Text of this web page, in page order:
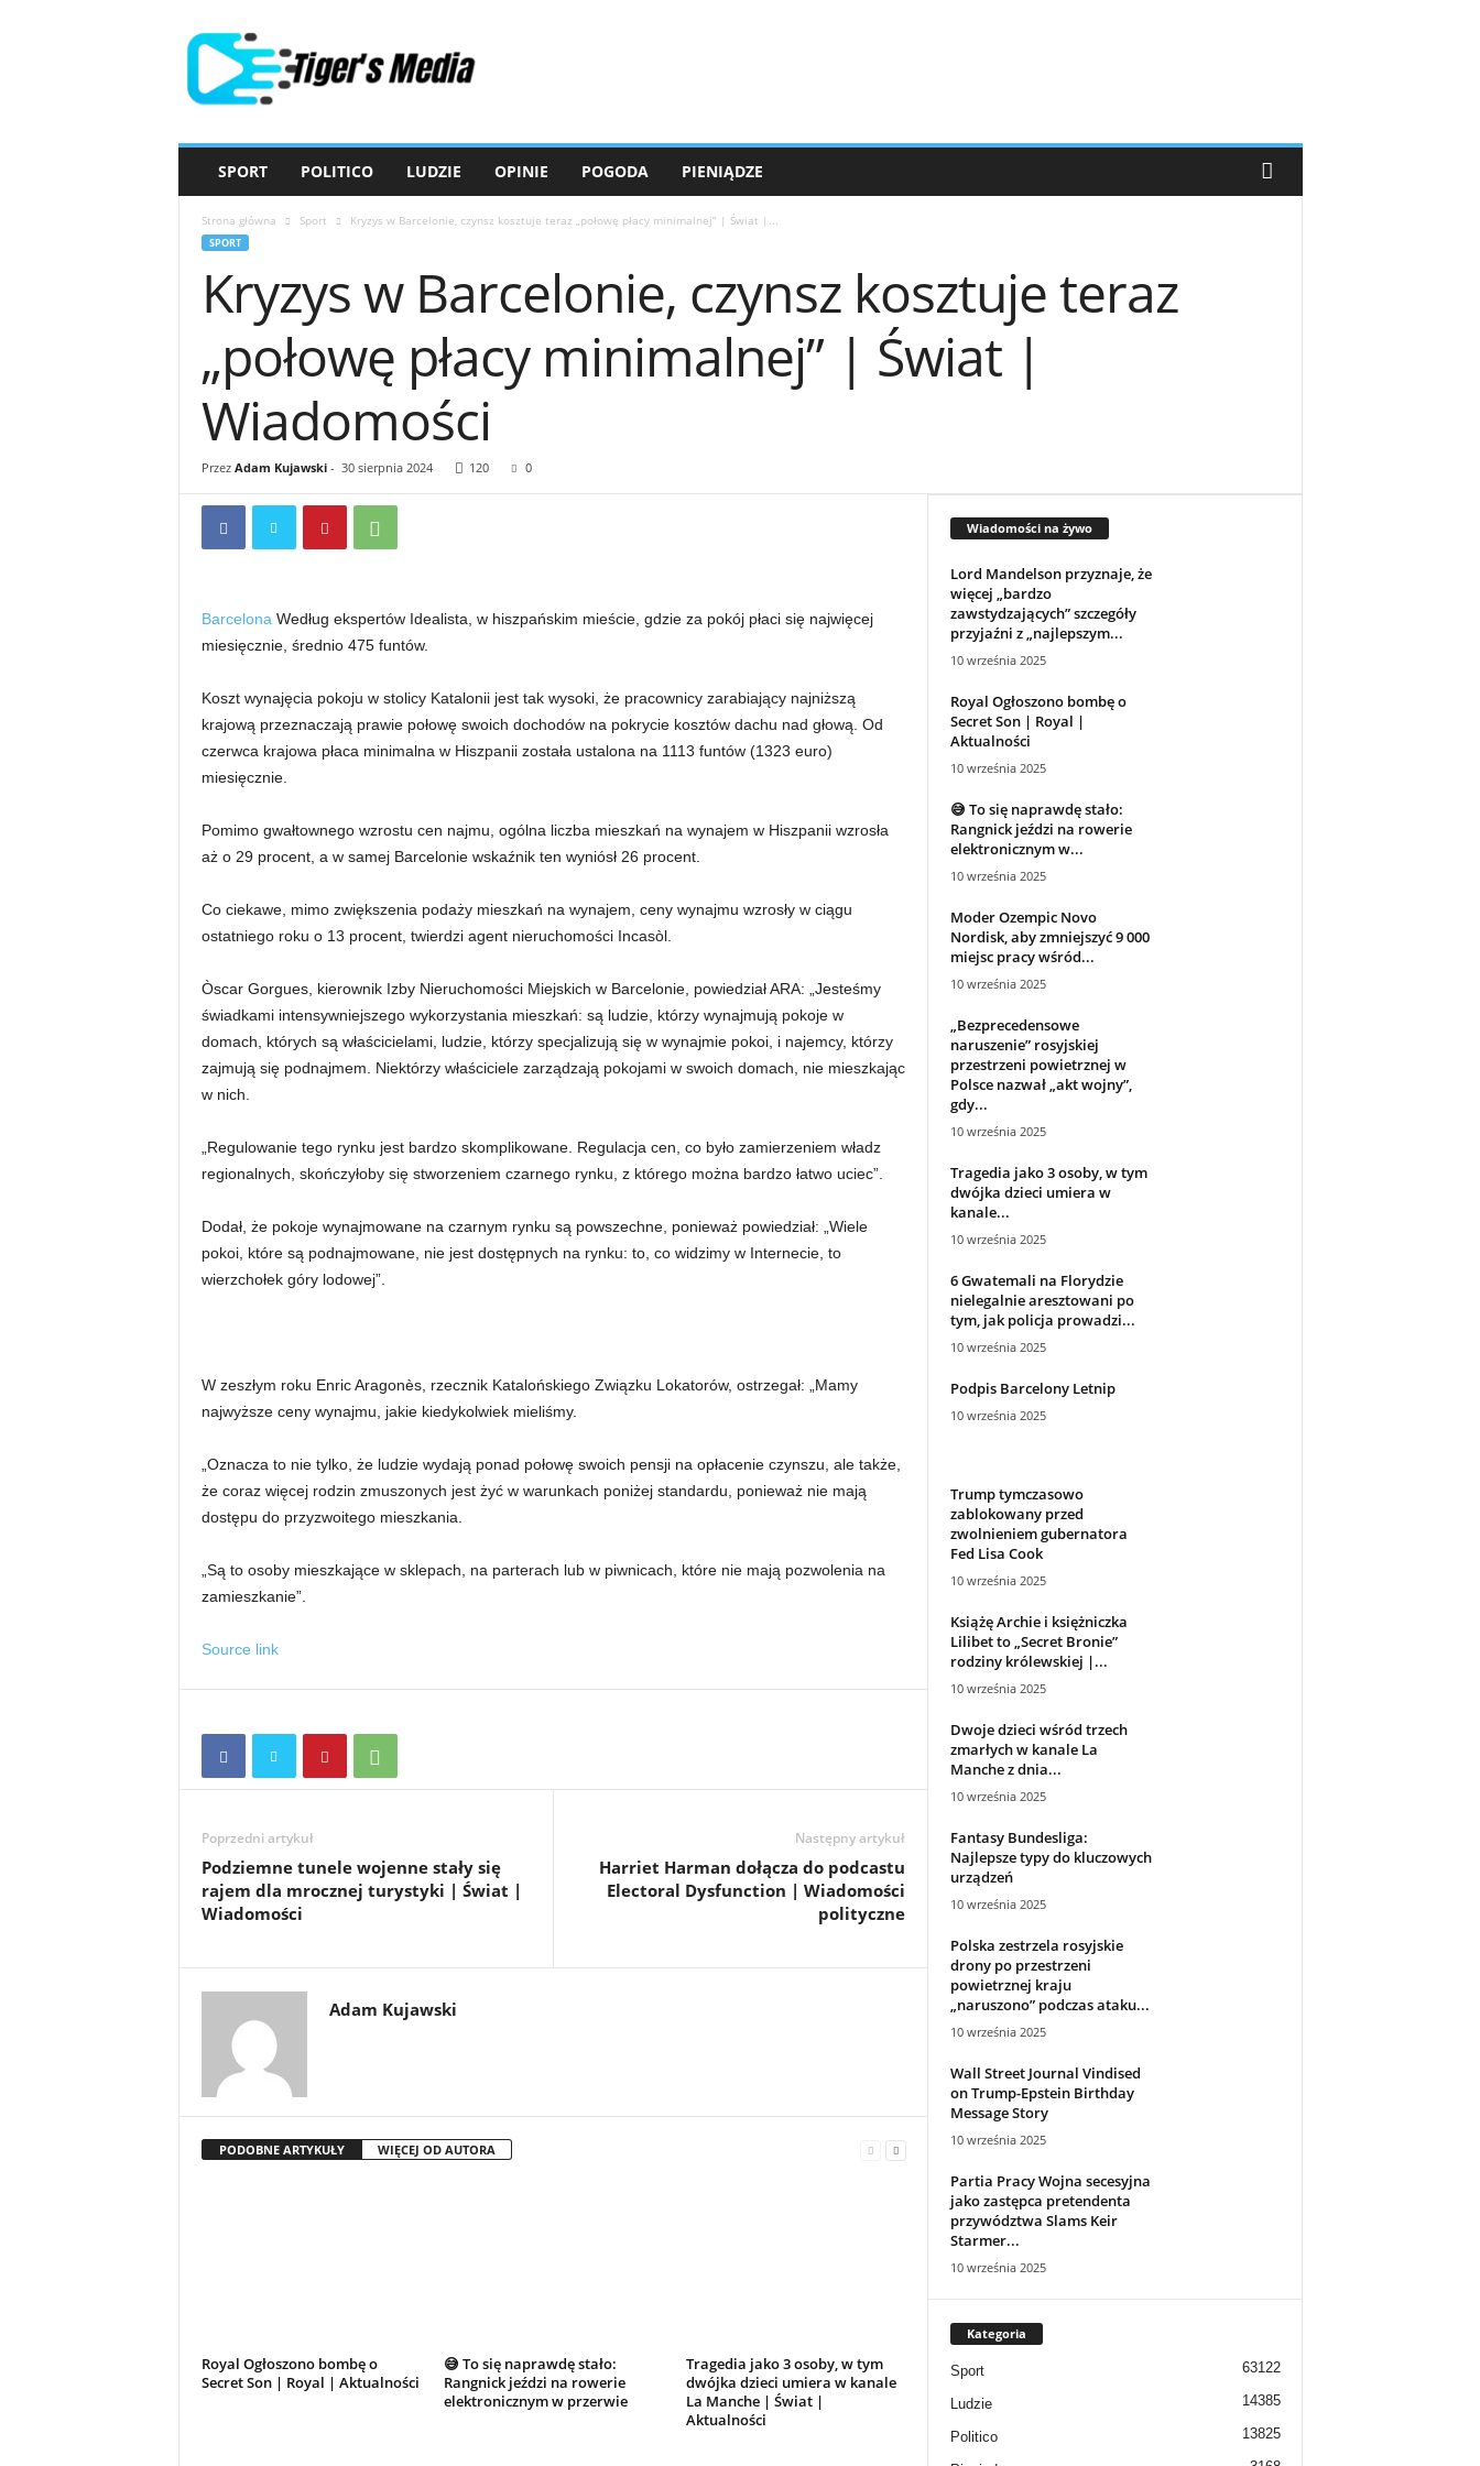
SPORT POLITICO LUDZIE OPINIE POGODA PIENIĄDZE
Strona główna Sport Kryzys w Barcelonie, czynsz kosztuje teraz „połowę płacy minimalnej” | Świat |...
SPORT
Kryzys w Barcelonie, czynsz kosztuje teraz
„połowę płacy minimalnej” | Świat |
Wiadomości
Przez Adam Kujawski- 30 sierpnia 2024 120 0
Barcelona Według ekspertów Idealista, w hiszpańskim mieście, gdzie za pokój płaci się najwięcej
miesięcznie, średnio 475 funtów.
Koszt wynajęcia pokoju w stolicy Katalonii jest tak wysoki, że pracownicy zarabiający najniższą
krajową przeznaczają prawie połowę swoich dochodów na pokrycie kosztów dachu nad głową. Od
czerwca krajowa płaca minimalna w Hiszpanii została ustalona na 1113 funtów (1323 euro)
miesięcznie.
Pomimo gwałtownego wzrostu cen najmu, ogólna liczba mieszkań na wynajem w Hiszpanii wzrosła
aż o 29 procent, a w samej Barcelonie wskaźnik ten wyniósł 26 procent.
Co ciekawe, mimo zwiększenia podaży mieszkań na wynajem, ceny wynajmu wzrosły w ciągu
ostatniego roku o 13 procent, twierdzi agent nieruchomości Incasòl.
Òscar Gorgues, kierownik Izby Nieruchomości Miejskich w Barcelonie, powiedział ARA: „Jesteśmy
świadkami intensywniejszego wykorzystania mieszkań: są ludzie, którzy wynajmują pokoje w
domach, których są właścicielami, ludzie, którzy specjalizują się w wynajmie pokoi, i najemcy, którzy
zajmują się podnajmem. Niektórzy właściciele zarządzają pokojami w swoich domach, nie mieszkając
w nich.
„Regulowanie tego rynku jest bardzo skomplikowane. Regulacja cen, co było zamierzeniem władz
regionalnych, skończyłoby się stworzeniem czarnego rynku, z którego można bardzo łatwo uciec”.
Dodał, że pokoje wynajmowane na czarnym rynku są powszechne, ponieważ powiedział: „Wiele
pokoi, które są podnajmowane, nie jest dostępnych na rynku: to, co widzimy w Internecie, to
wierzchołek góry lodowej”.
W zeszłym roku Enric Aragonès, rzecznik Katalońskiego Związku Lokatorów, ostrzegał: „Mamy
najwyższe ceny wynajmu, jakie kiedykolwiek mieliśmy.
„Oznacza to nie tylko, że ludzie wydają ponad połowę swoich pensji na opłacenie czynszu, ale także,
że coraz więcej rodzin zmuszonych jest żyć w warunkach poniżej standardu, ponieważ nie mają
dostępu do przyzwoitego mieszkania.
„Są to osoby mieszkające w sklepach, na parterach lub w piwnicach, które nie mają pozwolenia na
zamieszkanie”.
Source link
Poprzedni artykuł
Podziemne tunele wojenne stały się
rajem dla mrocznej turystyki | Świat |
Wiadomości
Następny artykuł
Harriet Harman dołącza do podcastu
Electoral Dysfunction | Wiadomości
polityczne
Adam Kujawski
PODOBNE ARTYKUŁY WIĘCEJ OD AUTORA
Royal Ogłoszono bombę o
Secret Son | Royal | Aktualności
😅 To się naprawdę stało:
Rangnick jeździ na rowerie
elektronicznym w przerwie
Tragedia jako 3 osoby, w tym
dwójka dzieci umiera w kanale
La Manche | Świat |
Aktualności
Wiadomości na żywo
Lord Mandelson przyznaje, że
więcej „bardzo
zawstydzających” szczegóły
przyjaźni z „najlepszym...
10 września 2025
Royal Ogłoszono bombę o
Secret Son | Royal |
Aktualności
10 września 2025
😅 To się naprawdę stało:
Rangnick jeździ na rowerie
elektronicznym w...
10 września 2025
Moder Ozempic Novo
Nordisk, aby zmniejszyć 9 000
miejsc pracy wśród...
10 września 2025
„Bezprecedensowe
naruszenie” rosyjskiej
przestrzeni powietrznej w
Polsce nazwał „akt wojny”,
gdy...
10 września 2025
Tragedia jako 3 osoby, w tym
dwójka dzieci umiera w
kanale...
10 września 2025
6 Gwatemali na Florydzie
nielegalnie aresztowani po
tym, jak policja prowadzi...
10 września 2025
Podpis Barcelony Letnip
10 września 2025
Trump tymczasowo
zablokowany przed
zwolnieniem gubernatora
Fed Lisa Cook
10 września 2025
Książę Archie i księżniczka
Lilibet to „Secret Bronie”
rodziny królewskiej |...
10 września 2025
Dwoje dzieci wśród trzech
zmarłych w kanale La
Manche z dnia...
10 września 2025
Fantasy Bundesliga:
Najlepsze typy do kluczowych
urządzeń
10 września 2025
Polska zestrzela rosyjskie
drony po przestrzeni
powietrznej kraju
„naruszono” podczas ataku...
10 września 2025
Wall Street Journal Vindised
on Trump-Epstein Birthday
Message Story
10 września 2025
Partia Pracy Wojna secesyjna
jako zastępca pretendenta
przywództwa Slams Keir
Starmer...
10 września 2025
Kategoria
Sport 63122
Ludzie 14385
Politico 13825